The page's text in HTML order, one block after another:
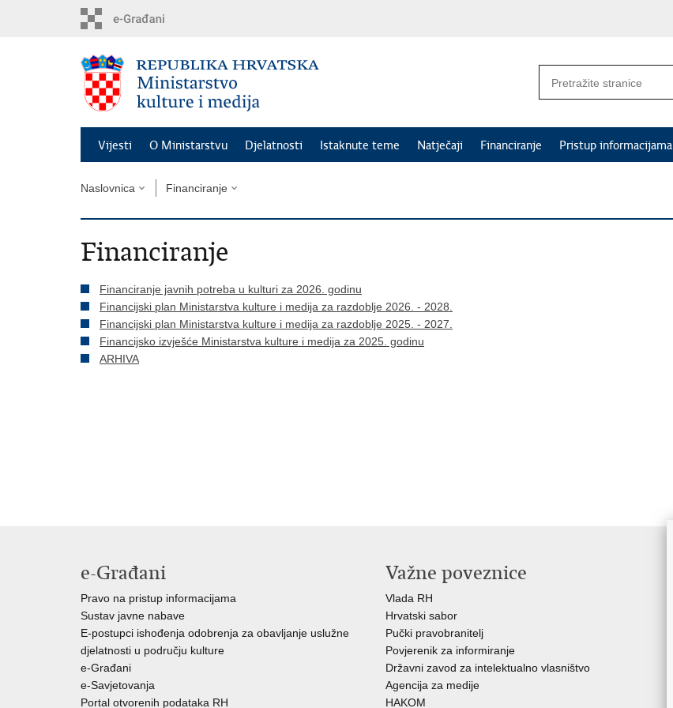
Vijesti O Ministarstvu Djelatnosti Istaknute teme Natječaji Financiranje Pristup informacijama
Naslovnica Financiranje
Financiranje
Financiranje javnih potreba u kulturi za 2026. godinu
Financijski plan Ministarstva kulture i medija za razdoblje 2026. - 2028.
Financijski plan Ministarstva kulture i medija za razdoblje 2025. - 2027.
Financijsko izvješće Ministarstva kulture i medija za 2025. godinu
ARHIVA
e-Građani
Pravo na pristup informacijama
Sustav javne nabave
E-postupci ishođenja odobrenja za obavljanje uslužne
djelatnosti u području kulture
e-Građani
e-Savjetovanja
Portal otvorenih podataka RH
Važne poveznice
Vlada RH
Hrvatski sabor
Pučki pravobranitelj
Povjerenik za informiranje
Državni zavod za intelektualno vlasništvo
Agencija za medije
HAKOM